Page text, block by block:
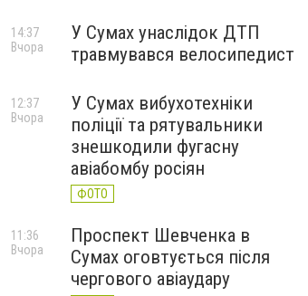
У Сумах унаслідок ДТП
травмувався велосипедист
14:37
Вчора
У Сумах вибухотехніки
поліції та рятувальники
знешкодили фугасну
авіабомбу росіян
ФОТО
12:37
Вчора
Проспект Шевченка в
Сумах оговтується після
чергового авіаудару
11:36
Вчора